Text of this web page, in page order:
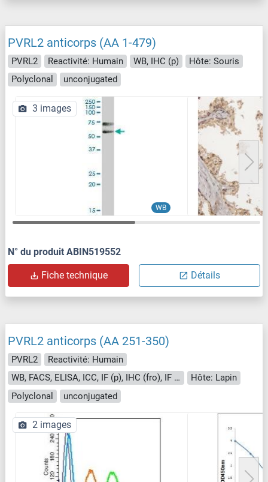
PVRL2 anticorps (AA 1-479)
PVRL2 Reactivité: Humain WB, IHC (p)
Hôte: Souris
Polyclonal
unconjugated
WB
3 images
N° du produit ABIN519552
Fiche technique Détails
PVRL2 anticorps (AA 251-350)
PVRL2
Reactivité: Humain
WB, FACS, ELISA, ICC, IF (p), IHC (fro), IF (cc), IHC (p)
Hôte: Lapin
Polyclonal
unconjugated
2 images